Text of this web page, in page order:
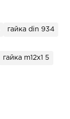
гайка din 934
гайка m12x1 5